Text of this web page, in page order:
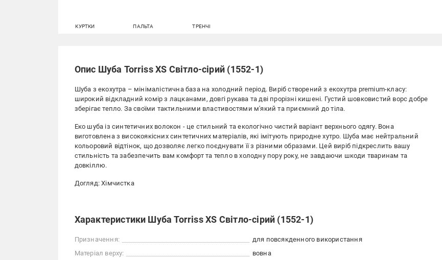
КУРТКИ ПАЛЬТА ТРЕНЧІ
Опис Шуба Torriss XS Світло-сірий (1552-1)
Шуба з екохутра – мінімалістична база на холодний період. Виріб створений з екохутра premium-класу:
широкий відкладний комір з лацканами, довгі рукава та дві прорізні кишені. Густий шовковистий ворс добре
зберігає тепло. За своїми тактильними властивостями м'який та приємний до тіла.
Еко шуба із синтетичних волокон - це стильний та екологічно чистий варіант верхнього одягу. Вона
виготовлена з високоякісних синтетичних матеріалів, які імітують природне хутро. Шуба має нейтральний
кольоровий відтінок, що дозволяє легко поєднувати її з різними образами. Цей виріб підкреслить вашу
стильність та забезпечить вам комфорт та тепло в холодну пору року, не завдаючи шкоди тваринам та
довкіллю.
Догляд: Хімчистка
Характеристики Шуба Torriss XS Світло-сірий (1552-1)
Призначення:
для повсякденного використання
Матеріал верху:
вовна